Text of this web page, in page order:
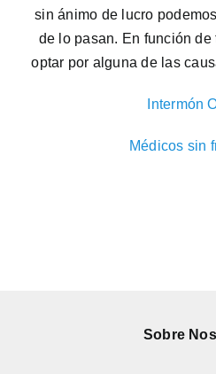
sin ánimo de lucro
de lo pasan. En función
optar por alguna de las
Intermón
Médicos sin
Sobre